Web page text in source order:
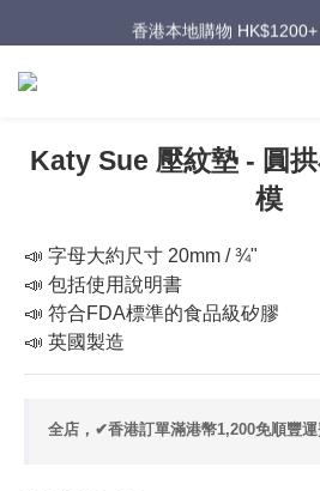
週年慶超級優惠｜
香港本地購物
週年慶超級優惠｜低
Katy Sue 壓紋墊 - 圓
模
📣 字母大約尺寸 20mm / ¾"
📣 包括使用說明書
📣 符合FDA標準的食品級矽膠
📣 英國製造
全店，✔香港訂單滿港幣1,200免順豐